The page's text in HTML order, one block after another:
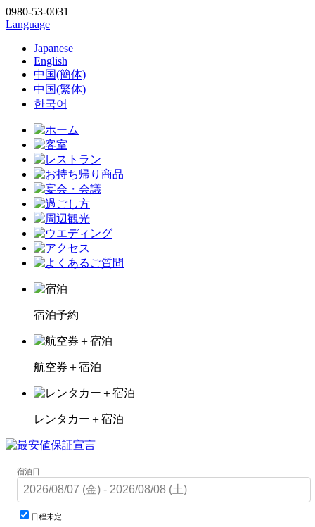
0980-53-0031
Language
Japanese
English
中国(簡体)
中国(繁体)
한국어
宿泊予約
航空券＋宿泊
レンタカー＋宿泊
宿泊日
日程未定